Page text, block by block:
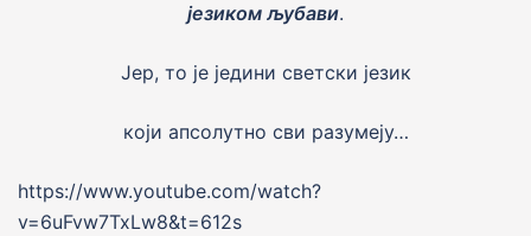
jезиком љубави.
Јер, то jе jедини светски jезик
коjи апсолутно сви разумеjу…
https://www.youtube.com/watch?
v=6uFvw7TxLw8&t=612s